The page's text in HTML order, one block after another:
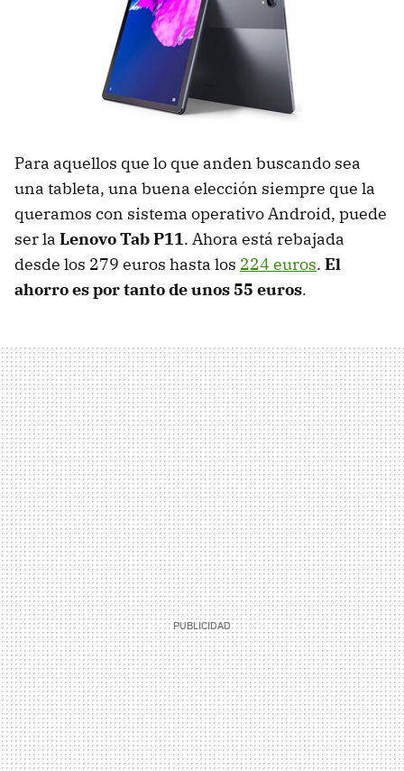
Para aquellos que lo que anden buscando sea
una tableta, una buena elección siempre que la
queramos con sistema operativo Android, puede
ser la Lenovo Tab P11. Ahora está rebajada
desde los 279 euros hasta los 224 euros. El
ahorro es por tanto de unos 55 euros.